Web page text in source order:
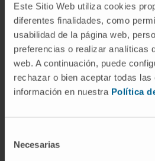
Este Sitio Web utiliza cookies
diferentes finalidades, como
usabilidad de la página web,
preferencias o realizar analíticas
web. A continuación, puede
rechazar o bien aceptar todas
información en nuestra Política
Necesarias
fundamental.
Detectar PICP en sangre
y fibrosis miocárdica
"El estudio consistió en
biomarcadores sanguíneos
sanas, pacientes con MCH
pacientes con MCH en fase
Díez. Los investigadores